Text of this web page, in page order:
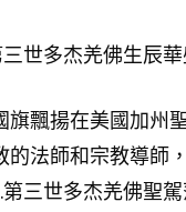
世多杰羌佛生辰
飄揚在美國加州
法師和宗教導師
三世多杰羌佛聖